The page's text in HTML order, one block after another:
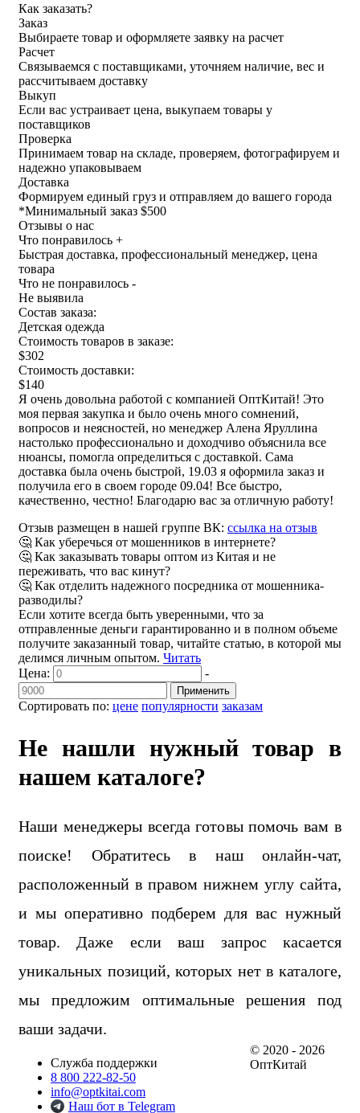
Как заказать?
Заказ
Выбираете товар и оформляете заявку на расчет
Расчет
Связываемся с поставщиками, уточняем наличие, вес и
рассчитываем доставку
Выкуп
Если вас устраивает цена, выкупаем товары у
поставщиков
Проверка
Принимаем товар на складе, проверяем, фотографируем и
надежно упаковываем
Доставка
Формируем единый груз и отправляем до вашего города
*Минимальный заказ $500
Отзывы о нас
Что понравилось +
Быстрая доставка, профессиональный менеджер, цена
товара
Что не понравилось -
Не выявила
Состав заказа:
Детская одежда
Стоимость товаров в заказе:
$302
Стоимость доставки:
$140
Я очень довольна работой с компанией ОптКитай! Это
моя первая закупка и было очень много сомнений,
вопросов и неясностей, но менеджер Алена Яруллина
настолько профессионально и доходчиво объяснила все
нюансы, помогла определиться с доставкой. Сама
доставка была очень быстрой, 19.03 я оформила заказ и
получила его в своем городе 09.04! Все быстро,
качественно, честно! Благодарю вас за отличную работу!
Отзыв размещен в нашей группе ВК: ссылка на отзыв
🤔 Как уберечься от мошенников в интернете?
🤔 Как заказывать товары оптом из Китая и не
переживать, что вас кинут?
🤔 Как отделить надежного посредника от мошенника-
разводилы?
Если хотите всегда быть уверенными, что за
отправленные деньги гарантированно и в полном объеме
получите заказанный товар, читайте статью, в которой мы
делимся личным опытом. Читать
Сортировать по: цене популярности заказам
Цена: -
Применить
Не нашли нужный товар в
нашем каталоге?
Наши менеджеры всегда готовы помочь вам в
поиске! Обратитесь в наш онлайн-чат,
расположенный в правом нижнем углу сайта,
и мы оперативно подберем для вас нужный
товар. Даже если ваш запрос касается
уникальных позиций, которых нет в каталоге,
мы предложим оптимальные решения под
ваши задачи.
Служба поддержки
8 800 222-82-50
info@optkitai.com
Наш бот в Telegram
© 2020 - 2026
ОптКитай